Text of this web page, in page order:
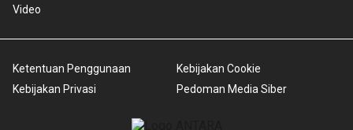
Video
Ketentuan Penggunaan
Kebijakan Privasi
Kebijakan Cookie
Pedoman Media Siber